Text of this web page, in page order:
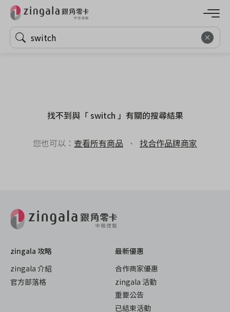
找不到與「 switch 」有關的搜尋結果
您也可以： 查看所有商品 、 找合作品牌商家
zingala 攻略
zingala 介紹
官方部落格
最新優惠
合作商家優惠
zingala 活動
重要公告
已結束活動